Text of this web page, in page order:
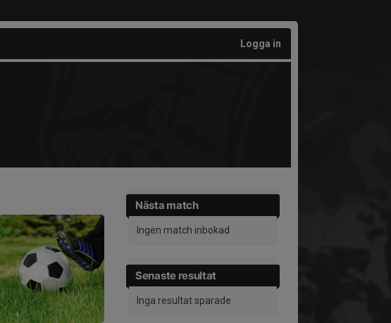
Logga in
Nästa match
Ingen match inbokad
Senaste resultat
Inga resultat sparade